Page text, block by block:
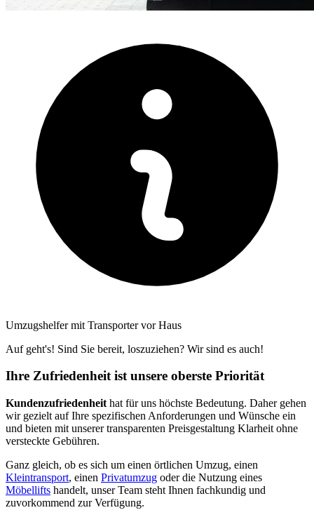
Umzugshelfer mit Transporter vor Haus
Auf geht's! Sind Sie bereit, loszuziehen? Wir sind es auch!
Ihre Zufriedenheit ist unsere oberste Priorität
Kundenzufriedenheit hat für uns höchste Bedeutung. Daher gehen
wir gezielt auf Ihre spezifischen Anforderungen und Wünsche ein
und bieten mit unserer transparenten Preisgestaltung Klarheit ohne
versteckte Gebühren.
Ganz gleich, ob es sich um einen örtlichen Umzug, einen
Kleintransport, einen Privatumzug oder die Nutzung eines
Möbellifts handelt, unser Team steht Ihnen fachkundig und
zuvorkommend zur Verfügung.